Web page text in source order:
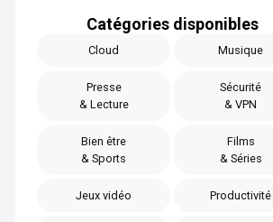
Catégories disponibles
Cloud Musique
Presse
& Lecture
Sécurité
& VPN
Bien être
& Sports
Films
& Séries
Jeux vidéo Productivité